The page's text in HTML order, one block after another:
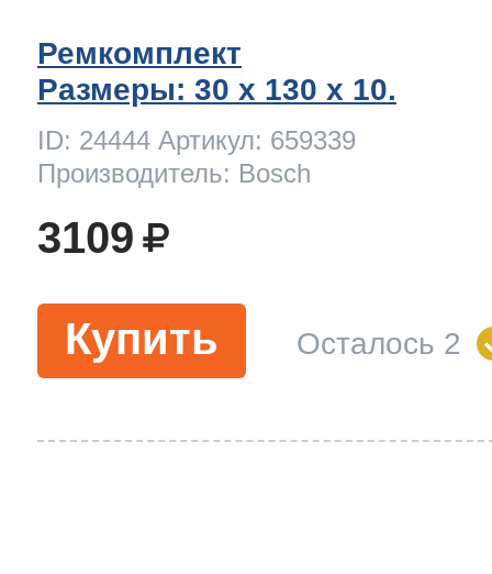
Ремкомплект
Размеры: 30 x 130 х 10.
ID: 24444 Артикул: 659339
Производитель: Bosch
3109
Купить Осталось 2